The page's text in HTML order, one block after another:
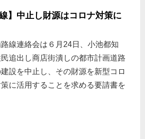
】中止し財源はコロナ対策に
線連絡会は６月24日、小池都知
追出し商店街潰しの都市計画道路
設を中止し、その財源を新型コロ
に活用することを求める要請書を